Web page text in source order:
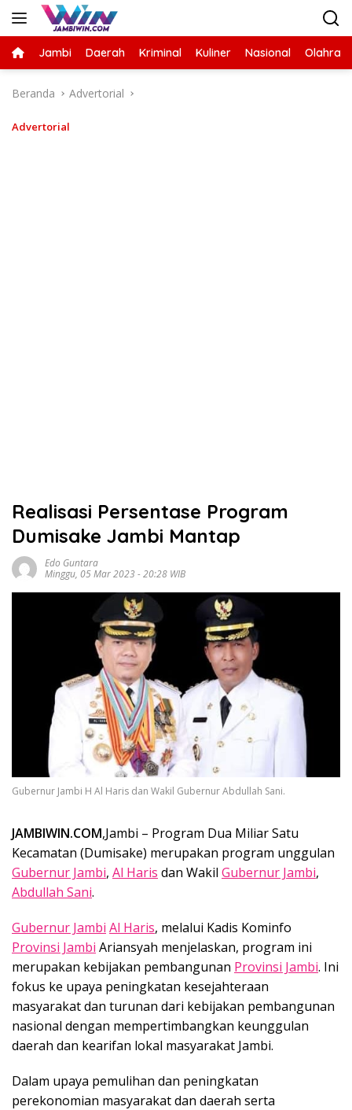
Langsung
Jambi Daerah Kriminal Kuliner Nasional
Beranda Advertorial
Advertorial
Realisasi Persentase Program
Dumisake Jambi Mantap
Edo Guntara
Minggu, 05 Mar 2023 - 20:28 WIB
Gubernur Jambi H Al Haris dan Wakil Gubernur Abdullah Sani.
JAMBIWIN.COM,Jambi – Program Dua Miliar Satu
Kecamatan (Dumisake) merupakan program unggulan
Gubernur Jambi, Al Haris dan Wakil Gubernur Jambi,
Abdullah Sani.
Gubernur Jambi Al Haris, melalui Kadis Kominfo
Provinsi Jambi Ariansyah menjelaskan, program ini
merupakan kebijakan pembangunan Provinsi Jambi. Ini
fokus ke upaya peningkatan kesejahteraan
masyarakat dan turunan dari kebijakan pembangunan
nasional dengan mempertimbangkan keunggulan
daerah dan kearifan lokal masyarakat Jambi.
Dalam upaya pemulihan dan peningkatan
perekonomian masyarakat dan daerah serta